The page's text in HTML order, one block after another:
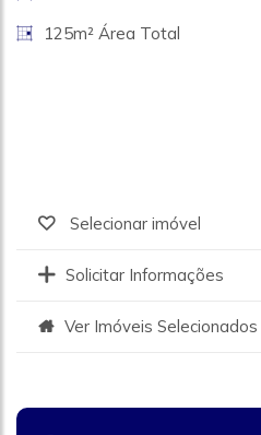
125m² Área Total
Selecionar imóvel
Solicitar Informações
Ver Imóveis Selecionados